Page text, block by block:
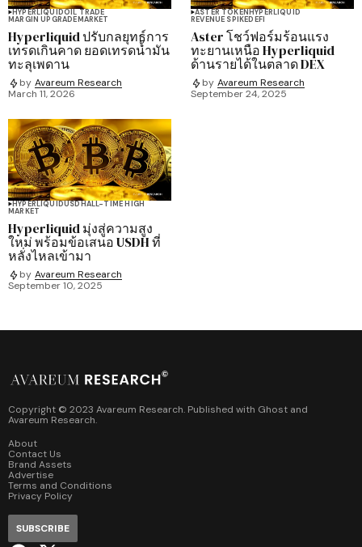
HYPERLIQUIDOIL TRADE
MARGIN UPGRADEMARKET
Hyperliquid ปรับกลยุทธ์การ
เทรดเกินคาด ยอดเทรดน้ำมัน
ทะลุเพดาน
by Avareum Research
March 11, 2026
ASTER TOKENHYPERLIQUID
REVENUE SPIKEDEFI
Aster โชว์ฟอร์มร้อนแรง
ทะยานเหนือ Hyperliquid
ด้านรายได้ในตลาด DEX
by Avareum Research
September 24, 2025
HYPERLIQUIDUSDHALL-TIME HIGH
MARKET
Hyperliquid มุ่งสู่ความสูง
ใหม่ พร้อมข้อเสนอ USDH ที่
หลั่งไหลเข้ามา
by Avareum Research
September 10, 2025
Copyright © 2023 Avareum Research. Published with Ghost and
Avareum Research.
About
Contact Us
Brand Assets
Advertise
Terms and Conditions
Privacy Policy
SUBSCRIBE